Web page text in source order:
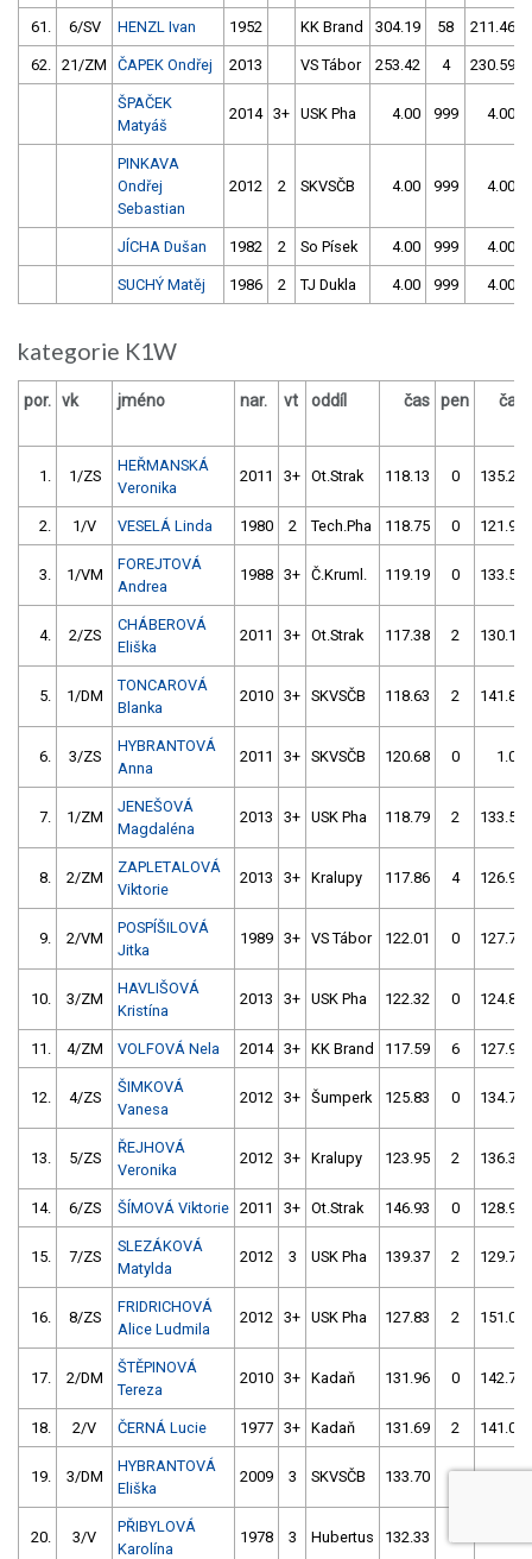
61. 6/SV HENZL Ivan 1952 KK Brand 304.19 58 211.46
62. 21/ZM ČAPEK Ondřej 2013 VS Tábor 253.42 4 230.59
ŠPAČEK
Matyáš
2014 3+ USK Pha 4.00 999 4.00
PINKAVA
Ondřej
Sebastian
2012 2 SKVSČB 4.00 999 4.00
JÍCHA Dušan 1982 2 So Písek 4.00 999 4.00
SUCHÝ Matěj 1986 2 TJ Dukla 4.00 999 4.00
kategorie K1W
por. vk jméno nar. vt oddíl čas pen čas
1. 1/ZS
HEŘMANSKÁ
Veronika
2011 3+ Ot.Strak 118.13 0 135.26
2. 1/V VESELÁ Linda 1980 2 Tech.Pha 118.75 0 121.98
3. 1/VM
FOREJTOVÁ
Andrea
1988 3+ Č.Kruml. 119.19 0 133.55
4. 2/ZS
CHÁBEROVÁ
Eliška
2011 3+ Ot.Strak 117.38 2 130.14
5. 1/DM
TONCAROVÁ
Blanka
2010 3+ SKVSČB 118.63 2 141.84
6. 3/ZS
HYBRANTOVÁ
Anna
2011 3+ SKVSČB 120.68 0 1.00
7. 1/ZM
JENEŠOVÁ
Magdaléna
2013 3+ USK Pha 118.79 2 133.58
8. 2/ZM
ZAPLETALOVÁ
Viktorie
2013 3+ Kralupy 117.86 4 126.95
9. 2/VM
POSPÍŠILOVÁ
Jitka
1989 3+ VS Tábor 122.01 0 127.70
10. 3/ZM
HAVLIŠOVÁ
Kristína
2013 3+ USK Pha 122.32 0 124.84
11. 4/ZM VOLFOVÁ Nela 2014 3+ KK Brand 117.59 6 127.94
12. 4/ZS
ŠIMKOVÁ
Vanesa
2012 3+ Šumperk 125.83 0 134.71
13. 5/ZS
ŘEJHOVÁ
Veronika
2012 3+ Kralupy 123.95 2 136.33
14. 6/ZS ŠÍMOVÁ Viktorie 2011 3+ Ot.Strak 146.93 0 128.94
15. 7/ZS
SLEZÁKOVÁ
Matylda
2012 3 USK Pha 139.37 2 129.70
16. 8/ZS
FRIDRICHOVÁ
Alice Ludmila
2012 3+ USK Pha 127.83 2 151.09
17. 2/DM
ŠTĚPINOVÁ
Tereza
2010 3+ Kadaň 131.96 0 142.75
18. 2/V ČERNÁ Lucie 1977 3+ Kadaň 131.69 2 141.03
19. 3/DM
HYBRANTOVÁ
Eliška
2009 3 SKVSČB 133.70 0 146.50
20. 3/V
PŘIBYLOVÁ
Karolína
1978 3 Hubertus 132.33